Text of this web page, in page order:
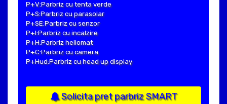
P+V:Parbriz cu tenta verde
P+S:Parbriz cu parasolar
P+SE:Parbriz cu senzor
P+I:Parbriz cu incalzire
P+H:Parbriz heliomat
P+C:Parbriz cu camera
P+Hud:Parbriz cu head up display
Solicita pret parbriz SMART